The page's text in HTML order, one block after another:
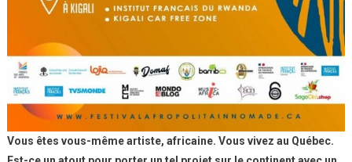
Vous êtes vous-même artiste, africaine. Vous vivez au Québec.